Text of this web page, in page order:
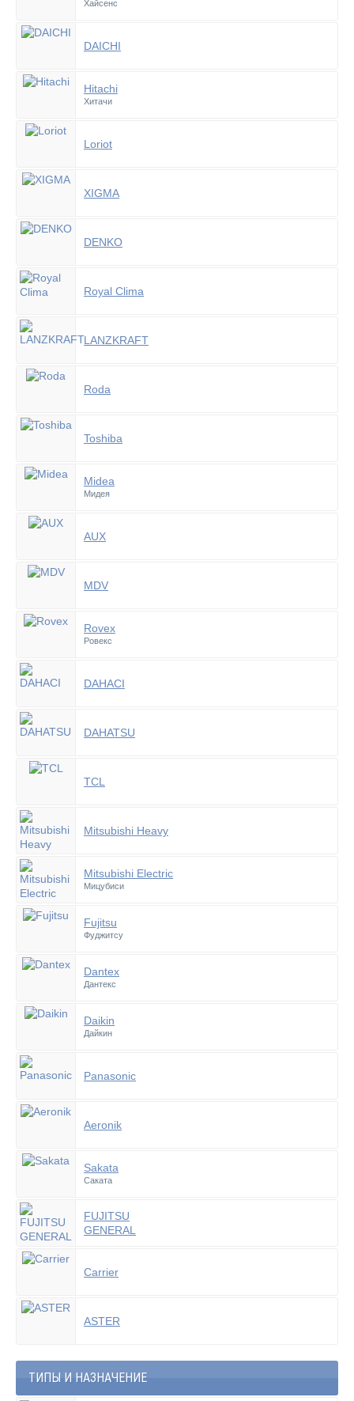
Хайсенс
DAICHI
Hitachi
Хитачи
Loriot
XIGMA
DENKO
Royal Clima
LANZKRAFT
Roda
Toshiba
Midea
Мидея
AUX
MDV
Rovex
Ровекс
DAHACI
DAHATSU
TCL
Mitsubishi Heavy
Mitsubishi Electric
Мицубиси
Fujitsu
Фуджитсу
Dantex
Дантекс
Daikin
Дайкин
Panasonic
Aeronik
Sakata
Саката
FUJITSU
GENERAL
Carrier
ASTER
ТИПЫ И НАЗНАЧЕНИЕ